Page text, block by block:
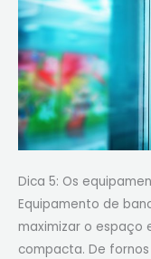
Dica 5: Os
Equipamento de
maximizar o espaço
compacta. De